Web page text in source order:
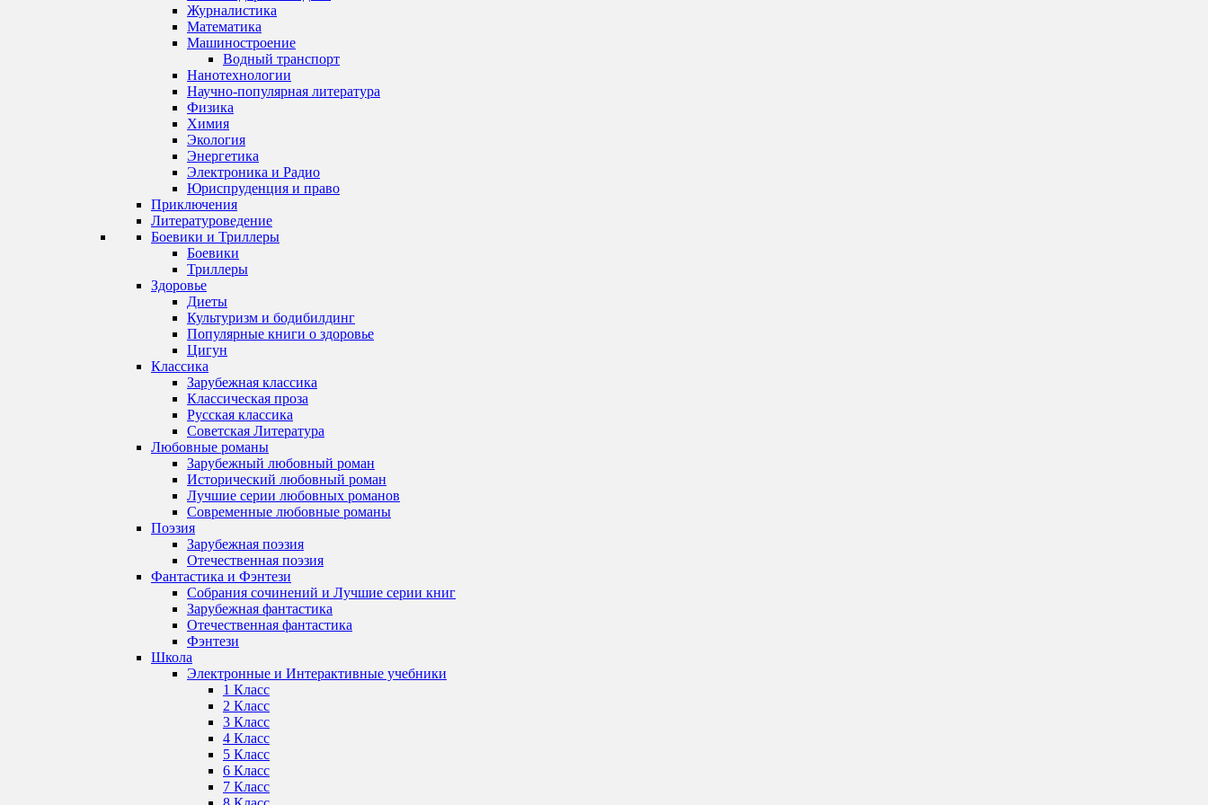
Журналистика
Математика
Машиностроение
Водный транспорт
Нанотехнологии
Научно-популярная литература
Физика
Химия
Экология
Энергетика
Электроника и Радио
Юриспруденция и право
Приключения
Литературоведение
Боевики и Триллеры
Боевики
Триллеры
Здоровье
Диеты
Культуризм и бодибилдинг
Популярные книги о здоровье
Цигун
Классика
Зарубежная классика
Классическая проза
Русская классика
Советская Литература
Любовные романы
Зарубежный любовный роман
Исторический любовный роман
Лучшие серии любовных романов
Современные любовные романы
Поэзия
Зарубежная поэзия
Отечественная поэзия
Фантастика и Фэнтези
Собрания сочинений и Лучшие серии книг
Зарубежная фантастика
Отечественная фантастика
Фэнтези
Школа
Электронные и Интерактивные учебники
1 Класс
2 Класс
3 Класс
4 Класс
5 Класс
6 Класс
7 Класс